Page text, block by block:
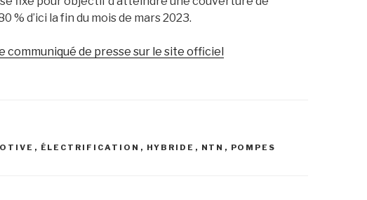
% d’ici la fin du mois de mars 2023.
communiqué de presse sur le site officiel
, ÉLECTRIFICATION , HYBRIDE , NTN , POMPES